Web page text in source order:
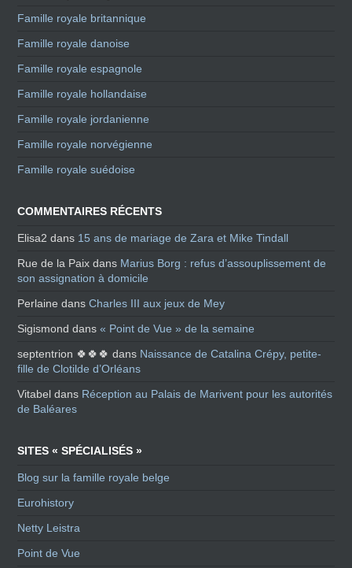
Famille royale britannique
Famille royale danoise
Famille royale espagnole
Famille royale hollandaise
Famille royale jordanienne
Famille royale norvégienne
Famille royale suédoise
COMMENTAIRES RÉCENTS
Elisa2 dans 15 ans de mariage de Zara et Mike Tindall
Rue de la Paix dans Marius Borg : refus d’assouplissement de
son assignation à domicile
Perlaine dansCharles III aux jeux de Mey
Sigismond dans« Point de Vue » de la semaine
septentrion 🍀🍀🍀 dans Naissance de Catalina Crépy, petite-
fille de Clotilde d’Orléans
Vitabel dans Réception au Palais de Marivent pour les autorités
de Baléares
SITES « SPÉCIALISÉS »
Blog sur la famille royale belge
Eurohistory
Netty Leistra
Point de Vue